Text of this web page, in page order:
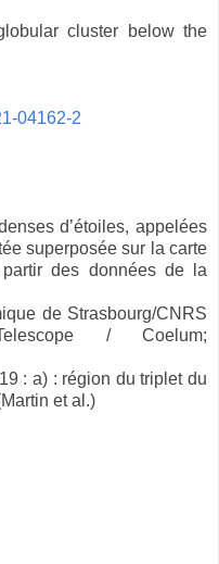
cluster below the
04162-2
d’étoiles, appelées
superposée sur la carte
des données de la
de Strasbourg/CNRS
/ Coelum;
: a) : région du triplet du
et al.)